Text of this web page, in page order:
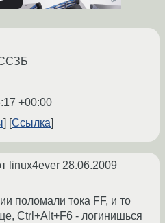
+00:00
Ссылка
linux4ever 28.06.2009
поломали тока FF, и то
Ctrl+Alt+F6 - логинишься